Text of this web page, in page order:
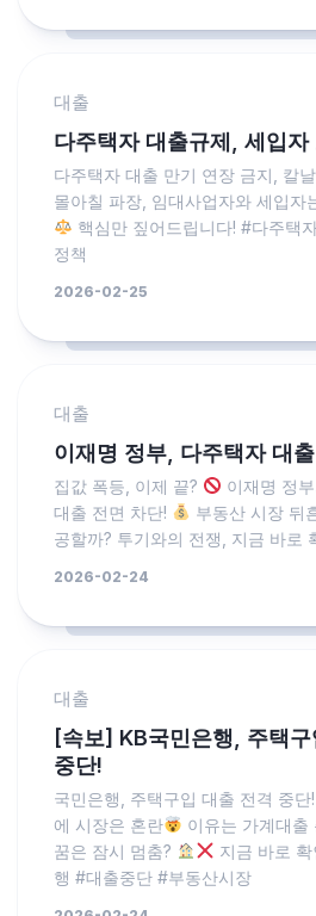
대출
다주택자 대출규제, 세입자
다주택자 대출 만기 연장 금지, 칼
몰아칠 파장, 임대사업자와 세입자
핵심만 짚어드립니다! #다주택
정책
2026-02-25
대출
이재명 정부, 다주택자 대
집값 폭등, 이제 끝?
이재명 정
대출 전면 차단!
부동산 시장 뒤
공할까? 투기와의 전쟁, 지금 바로
2026-02-24
대출
[속보] KB국민은행, 주택구
중단!
국민은행, 주택구입 대출 전격 중단!
에 시장은 혼란
이유는 가계대출
꿈은 잠시 멈춤?
지금 바로
행 #대출중단 #부동산시장